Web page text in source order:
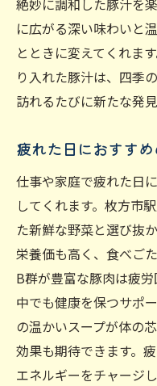
絶妙に調和した豚汁を
に広がる深い味わいと
とときに変えてくれま
り入れた豚汁は、四季
訪れるたびに新たな発見
疲れた日におすす
仕事や家庭で疲れた日
してくれます。枚方市
た新鮮な野菜と選び抜
栄養価も高く、食べご
B群が豊富な豚肉は疲
中でも健康を保つサポ
の温かいスープが体の
効果も期待できます。
エネルギーをチャージし